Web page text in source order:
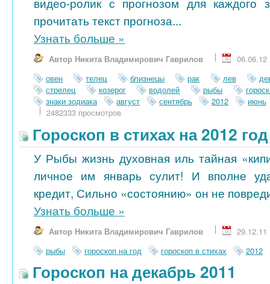
прочитать текст прогноза...
Узнать больше »
Автор Никита Владимирович Гаврилов
06.06.12
овен
телец близнецы рак лев
стрелец
козерог водолей рыбы
знаки зодиака
август сентябрь 2012
июнь
2482333 просмотров
Гороскоп в стихах на 2012
У Рыбы жизнь духовная иль тайная
личное им январь сулит! И вполне
кредит, Сильно «состоянию» он не
Узнать больше »
Автор Никита Владимирович Гаврилов
29.12.11
рыбы
гороскоп на год гороскоп в стихах 2012
Гороскоп на декабрь 2011